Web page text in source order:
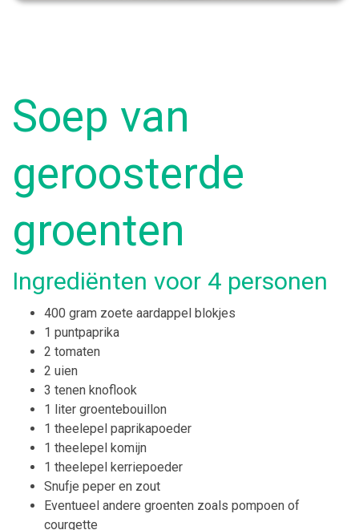
Soep van
geroosterde
groenten
Ingrediënten voor 4 personen
400 gram zoete aardappel blokjes
1 puntpaprika
2 tomaten
2 uien
3 tenen knoflook
1 liter groentebouillon
1 theelepel paprikapoeder
1 theelepel komijn
1 theelepel kerriepoeder
Snufje peper en zout
Eventueel andere groenten zoals pompoen of
courgette